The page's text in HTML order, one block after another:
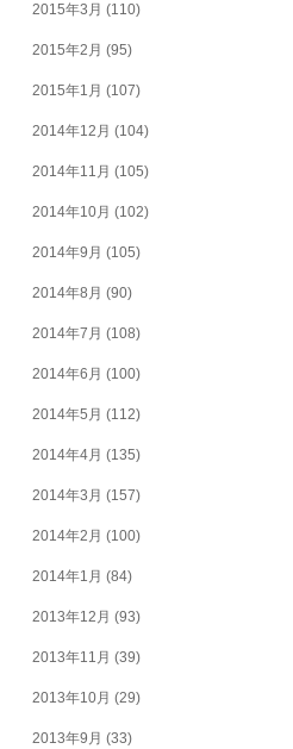
2015年3月 (110)
2015年2月 (95)
2015年1月 (107)
2014年12月 (104)
2014年11月 (105)
2014年10月 (102)
2014年9月 (105)
2014年8月 (90)
2014年7月 (108)
2014年6月 (100)
2014年5月 (112)
2014年4月 (135)
2014年3月 (157)
2014年2月 (100)
2014年1月 (84)
2013年12月 (93)
2013年11月 (39)
2013年10月 (29)
2013年9月 (33)